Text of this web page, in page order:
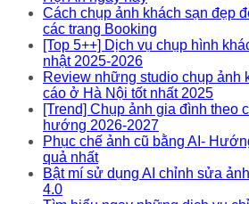
Cách chụp ảnh khách sạn đẹp
các trang Booking
[Top 5++] Dịch vụ chụp hình
nhật 2025-2026
Review những studio chụp ảnh
cáo ở Hà Nội tốt nhất 2025
[Trend] Chụp ảnh gia đình theo
hướng 2026-2027
Phục chế ảnh cũ bằng AI-
quả nhất
Bật mí sử dụng AI chỉnh sửa
4.0